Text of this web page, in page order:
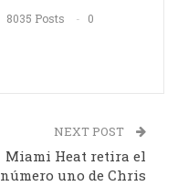
8035 Posts
0
NEXT POST
Miami Heat retira el
número uno de Chris